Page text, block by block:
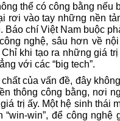
thể có công bằng nếu
rơi vào tay những nền
Báo chí Việt Nam buộc
nghệ, sâu hơn về
Chỉ khi tạo ra những giá
với các “big tech”.
của vấn đề, đây
thông công bằng, nơi
trị ấy. Một hệ sinh thái
“win-win”, để công